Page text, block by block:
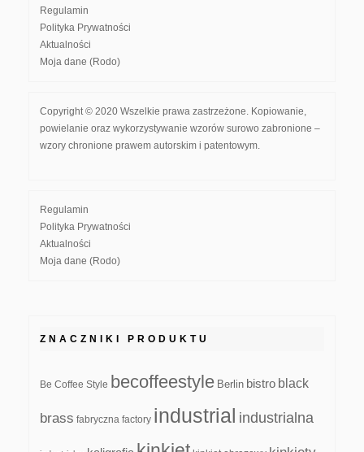
Regulamin
Polityka Prywatności
Aktualności
Moja dane (Rodo)
Copyright © 2020 Wszelkie prawa zastrzeżone. Kopiowanie,
powielanie oraz wykorzystywanie wzorów surowo zabronione –
wzory chronione prawem autorskim i patentowym.
Regulamin
Polityka Prywatności
Aktualności
Moja dane (Rodo)
ZNACZNIKI PRODUKTU
Be Coffee Style becoffeestyle Berlin bistro black
brass fabryczna factory industrial industrialna